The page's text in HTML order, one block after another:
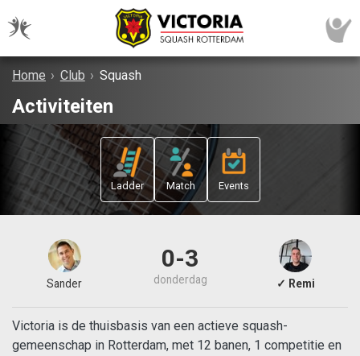
Home › Club › Squash
Activiteiten
Ladder Match Events
Sander
0-3
donderdag ✓ Remi
Victoria is de thuisbasis van een actieve squash-
gemeenschap in Rotterdam, met 12 banen, 1 competitie en